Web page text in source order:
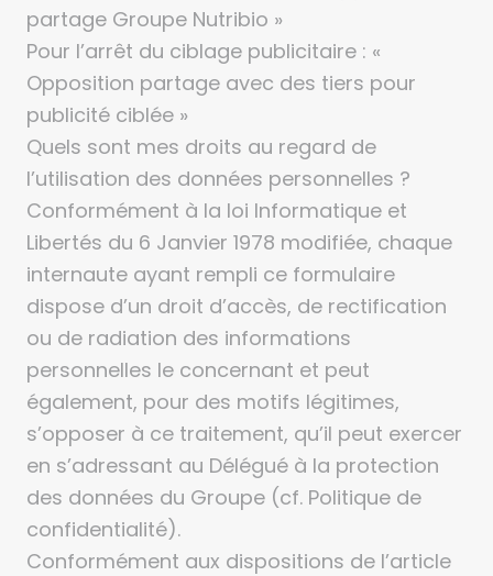
partage Groupe Nutribio »
Pour l’arrêt du ciblage publicitaire : «
Opposition partage avec des tiers pour
publicité ciblée »
Quels sont mes droits au regard de
l’utilisation des données personnelles ?
Conformément à la loi Informatique et
Libertés du 6 Janvier 1978 modifiée, chaque
internaute ayant rempli ce formulaire
dispose d’un droit d’accès, de rectification
ou de radiation des informations
personnelles le concernant et peut
également, pour des motifs légitimes,
s’opposer à ce traitement, qu’il peut exercer
en s’adressant au Délégué à la protection
des données du Groupe (cf. Politique de
confidentialité).
Conformément aux dispositions de l’article